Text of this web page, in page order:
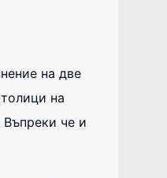
на две
на
че и